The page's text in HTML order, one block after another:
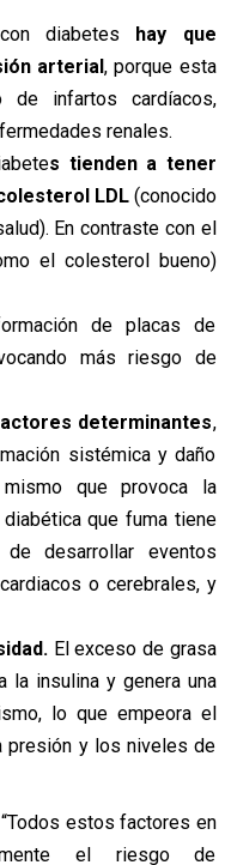
diabetes hay que
arterial, porque esta
infartos cardíacos,
renales.
s tienden a tener
LDL(conocido
En contraste con el
el colesterol bueno)
de placas de
más riesgo de
determinantes,
sistémica y daño
que provoca la
que fuma tiene
desarrollar eventos
o cerebrales, y
El exceso de grasa
la insulina y genera una
lo que empeora el
presión y los niveles de
estos factores en
el riesgo de